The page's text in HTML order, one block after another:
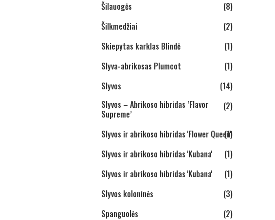
Šilauogės
(8)
Šilkmedžiai
(2)
Skiepytas karklas Blindė
(1)
Slyva-abrikosas Plumcot
(1)
Slyvos
(14)
Slyvos – Abrikoso hibridas ‘Flavor
Supreme’
(2)
Slyvos ir abrikoso hibridas 'Flower Queen'
(1)
Slyvos ir abrikoso hibridas 'Kubana'
(1)
Slyvos ir abrikoso hibridas 'Kubana'
(1)
Slyvos koloninės
(3)
Spanguolės
(2)